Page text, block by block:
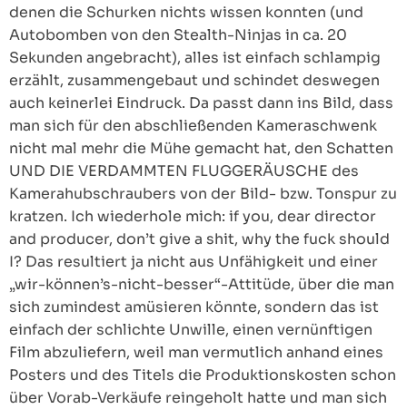
denen die Schurken nichts wissen konnten (und
Autobomben von den Stealth-Ninjas in ca. 20
Sekunden angebracht), alles ist einfach schlampig
erzählt, zusammengebaut und schindet deswegen
auch keinerlei Eindruck. Da passt dann ins Bild, dass
man sich für den abschließenden Kameraschwenk
nicht mal mehr die Mühe gemacht hat, den Schatten
UND DIE VERDAMMTEN FLUGGERÄUSCHE des
Kamerahubschraubers von der Bild- bzw. Tonspur zu
kratzen. Ich wiederhole mich: if you, dear director
and producer, don’t give a shit, why the fuck should
I? Das resultiert ja nicht aus Unfähigkeit und einer
„wir-können’s-nicht-besser“-Attitüde, über die man
sich zumindest amüsieren könnte, sondern das ist
einfach der schlichte Unwille, einen vernünftigen
Film abzuliefern, weil man vermutlich anhand eines
Posters und des Titels die Produktionskosten schon
über Vorab-Verkäufe reingeholt hatte und man sich